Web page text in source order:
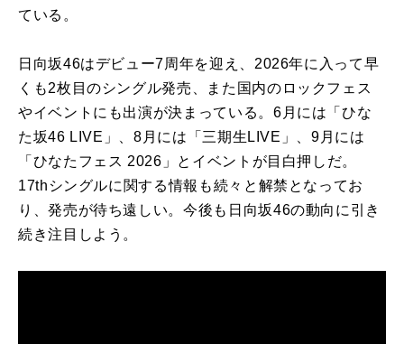
ている。
日向坂46はデビュー7周年を迎え、2026年に入って早
くも2枚目のシングル発売、また国内のロックフェス
やイベントにも出演が決まっている。6月には「ひな
た坂46 LIVE」、8月には「三期生LIVE」、9月には
「ひなたフェス 2026」とイベントが目白押しだ。
17thシングルに関する情報も続々と解禁となってお
り、発売が待ち遠しい。今後も日向坂46の動向に引き
続き注目しよう。